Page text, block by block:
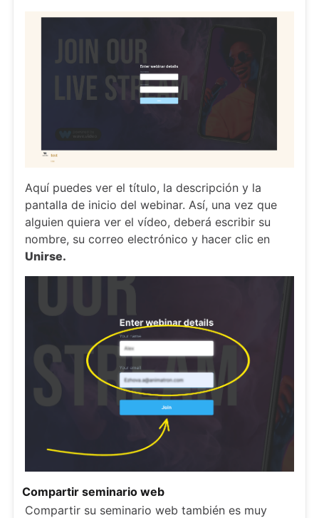
Aquí puedes ver el título, la descripción y la
pantalla de inicio del webinar. Así, una vez que
alguien quiera ver el vídeo, deberá escribir su
nombre, su correo electrónico y hacer clic en
Unirse.
Compartir seminario web
Compartir su seminario web también es muy